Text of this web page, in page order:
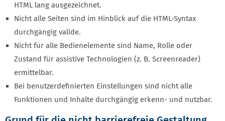
HTML lang ausgezeichnet.
Nicht alle Seiten sind im Hinblick auf die HTML-Syntax
durchgängig valide.
Nicht für alle Bedienelemente sind Name, Rolle oder
Zustand für assistive Technologien (z. B. Screenreader)
ermittelbar.
Bei benutzerdefinierten Einstellungen sind nicht alle
Funktionen und Inhalte durchgängig erkenn- und nutzbar.